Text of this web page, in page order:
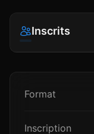
Inscrits
Format
Inscription